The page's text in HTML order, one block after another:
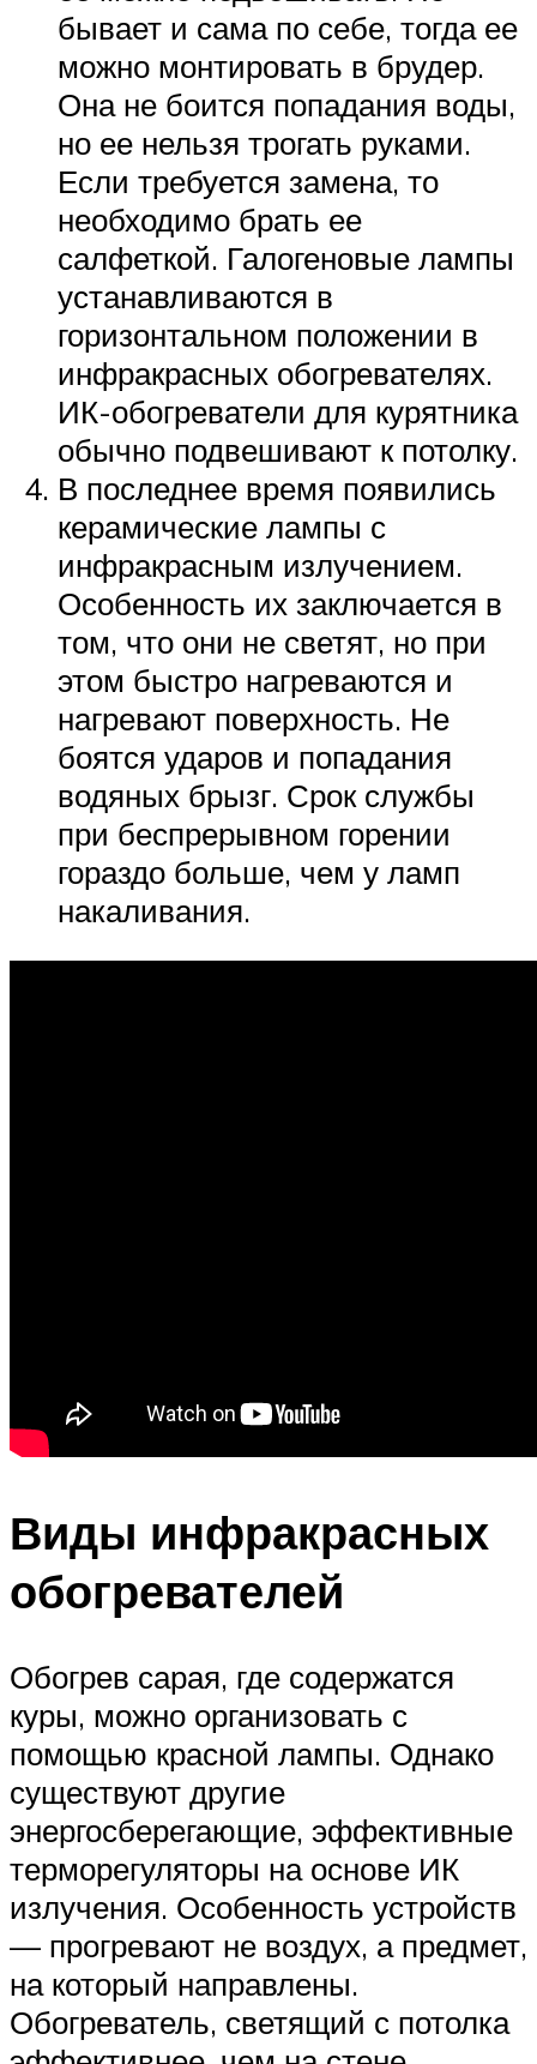
бывает и сама по себе, тогда ее
можно монтировать в брудер.
Она не боится попадания воды,
но ее нельзя трогать руками.
Если требуется замена, то
необходимо брать ее
салфеткой. Галогеновые лампы
устанавливаются в
горизонтальном положении в
инфракрасных обогревателях.
ИК-обогреватели для курятника
обычно подвешивают к потолку.
В последнее время появились
керамические лампы с
инфракрасным излучением.
Особенность их заключается в
том, что они не светят, но при
этом быстро нагреваются и
нагревают поверхность. Не
боятся ударов и попадания
водяных брызг. Срок службы
при беспрерывном горении
гораздо больше, чем у ламп
накаливания.
Виды инфракрасных
обогревателей
Обогрев сарая, где содержатся
куры, можно организовать с
помощью красной лампы. Однако
существуют другие
энергосберегающие, эффективные
терморегуляторы на основе ИК
излучения. Особенность устройств
— прогревают не воздух, а предмет,
на который направлены.
Обогреватель, светящий с потолка